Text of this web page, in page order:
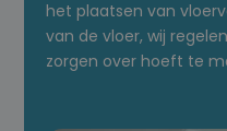
het plaatsen van
van de vloer, wij
zorgen over hoeft te